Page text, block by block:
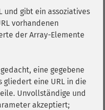
und gibt ein assoziatives
vorhandenen
der Array-Elemente
eine gegebene
gliedert eine URL in die
Unvollständige und
akzeptiert;